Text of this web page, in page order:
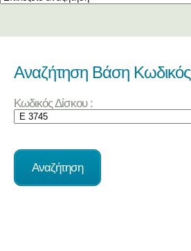
Αναζήτηση Βάση
Κωδικός Δίσκου :